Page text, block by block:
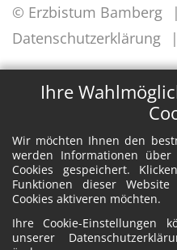
Ihre
Wir möchten Ihnen den
werden Informationen
Cookies gespeichert.
Funktionen dieser
Cookies aktiveren möchten.
Ihre Cookie-
unserer
© Erzbistum Bamberg
Datenschutzerklärung